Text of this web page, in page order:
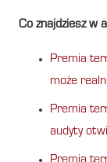
Co znajdziesz w
Premia
może
Premia
audyty